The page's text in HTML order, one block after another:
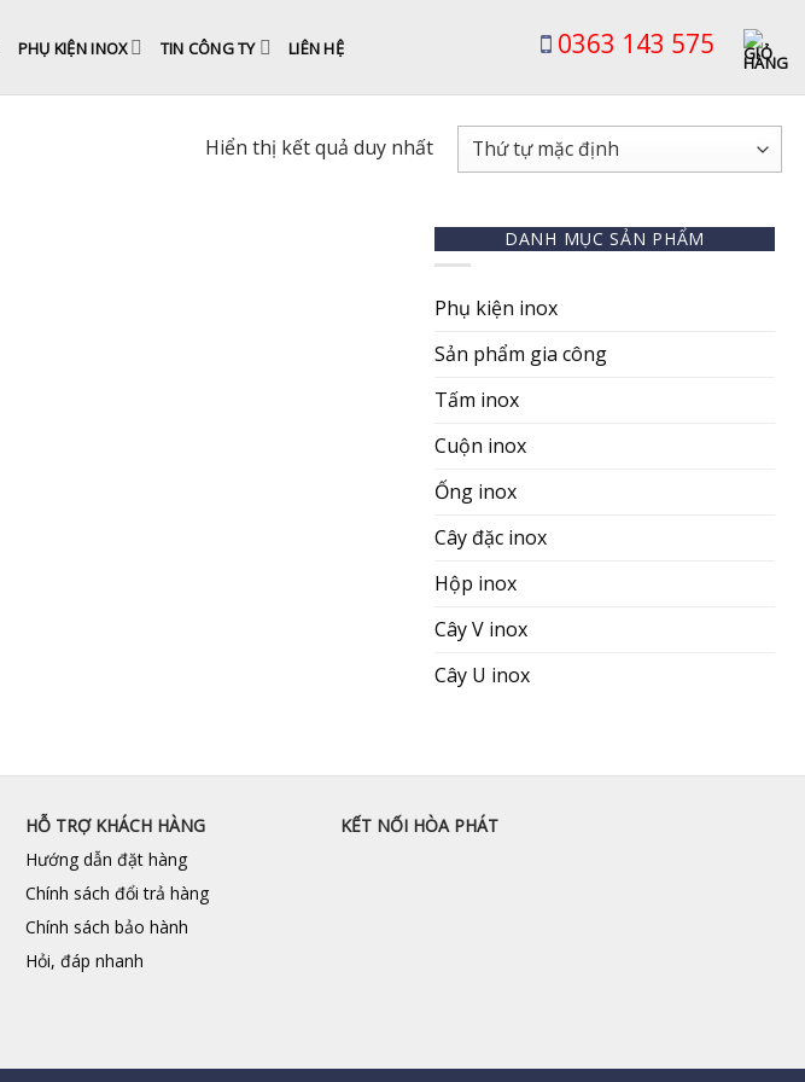
PHỤ KIỆN INOX TIN CÔNG TY LIÊN HỆ 0363 143 575
Hiển thị kết quả duy nhất
DANH MỤC SẢN PHẨM
Phụ kiện inox
Sản phẩm gia công
Tấm inox
Cuộn inox
Ống inox
Cây đặc inox
Hộp inox
Cây V inox
Cây U inox
HỖ TRỢ KHÁCH HÀNG
Hướng dẫn đặt hàng
Chính sách đổi trả hàng
Chính sách bảo hành
Hỏi, đáp nhanh
KẾT NỐI HÒA PHÁT